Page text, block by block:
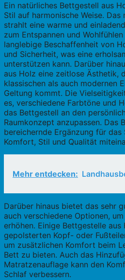
Ein natürliches Bettgestell aus
Stil auf harmonische Weise. Das
strahlt eine warme und
zum Entspannen und
langlebige Beschaffenheit von
und Sicherheit, was eine
unterstützen kann. Darüber
aus Holz eine zeitlose Ästhetik,
klassischen als auch modernen
Geltung kommt. Die
es, verschiedene Farbtöne und
das Bettgestell an den
Raumkonzept anzupassen. Das
bereichernde Ergänzung für das
Komfort, Stil und Qualität
Mehr entdecken:
Darüber hinaus bietet das sehr
auch verschiedene Optionen,
erhöhen. Einige Bettgestelle
gepolsterten Kopf- oder
um zusätzlichen Komfort beim
Bett zu bieten. Auch das
Matratzenauflage kann den
Schlaf verbessern.